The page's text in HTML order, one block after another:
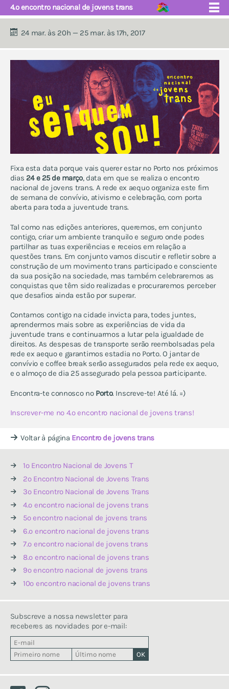
quem somos
próximos eventos
eventos anuais:
encontro de jovens trans
abraços grátis
escola ex aequo
marchas lgbti e celebrações
do orgulho
ex aequo fm - música e
acampamento de verão
núcleos
projecto educação
apoio e saúde
fórum
contactos
4.º encontro nacional de jovens trans
24 mar. às 20h — 25 mar. às 17h, 2017
Fixa esta data porque vais querer estar no Porto nos próximos
dias 24 e 25 de março, data em que se realiza o encontro
nacional de jovens trans. A rede ex aequo organiza este fim
de semana de convívio, ativismo e celebração, com porta
aberta para toda a juventude trans.
Tal como nas edições anteriores, queremos, em conjunto
contigo, criar um ambiente tranquilo e seguro onde podes
partilhar as tuas experiências e receios em relação a
questões trans. Em conjunto vamos discutir e refletir sobre a
construção de um movimento trans participado e consciente
da sua posição na sociedade, mas também celebraremos as
conquistas que têm sido realizadas e procuraremos perceber
que desafios ainda estão por superar.
Contamos contigo na cidade invicta para, todes juntes,
aprendermos mais sobre as experiências de vida da
juventude trans e continuarmos a lutar pela igualdade de
direitos. As despesas de transporte serão reembolsadas pela
rede ex aequo e garantimos estadia no Porto. O jantar de
convívio e coffee break serão assegurados pela rede ex aequo,
e o almoço de dia 25 assegurado pela pessoa participante.
Encontra-te connosco no Porto. Inscreve-te! Até lá. =)
Inscrever-me no 4.º encontro nacional de jovens trans!
Voltar à página Encontro de jovens trans
1º Encontro Nacional de Jovens T
2º Encontro Nacional de Jovens Trans
3º Encontro Nacional de Jovens Trans
4.º encontro nacional de jovens trans
5º encontro nacional de jovens trans
6.º encontro nacional de jovens trans
7.º encontro nacional de jovens trans
8.º encontro nacional de jovens trans
9º encontro nacional de jovens trans
10º encontro nacional de jovens trans
Subscreve a nossa newsletter para
receberes as novidades por e-mail: